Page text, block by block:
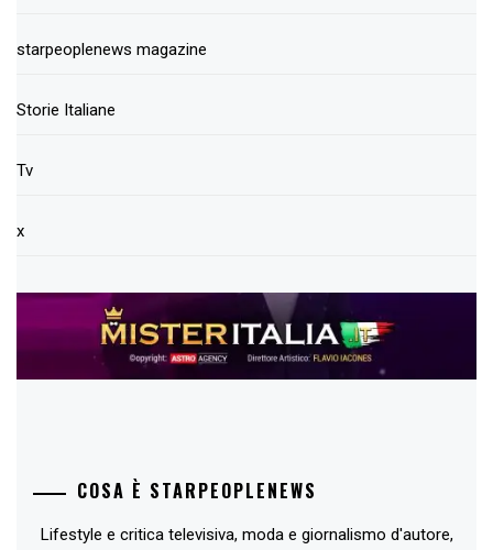
starpeoplenews magazine
Storie Italiane
Tv
x
COSA È STARPEOPLENEWS
Lifestyle e critica televisiva, moda e giornalismo d'autore,